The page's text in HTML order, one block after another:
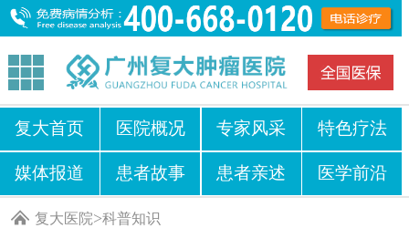
复大首页 医院概况 专家风采 特色疗法
媒体报道 患者故事 患者亲述 医学前沿
复大医院>科普知识